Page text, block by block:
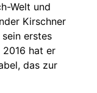
Welt und
Kirschner
erstes
hat er
das zur